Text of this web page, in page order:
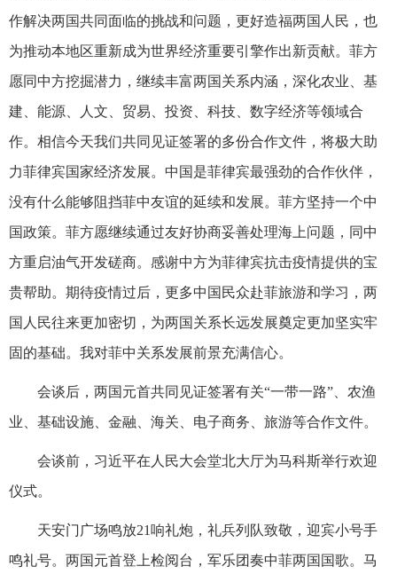
作解决两国共同面临的挑战和问题，更好造福两国人民，也
为推动本地区重新成为世界经济重要引擎作出新贡献。菲方
愿同中方挖掘潜力，继续丰富两国关系内涵，深化农业、基
建、能源、人文、贸易、投资、科技、数字经济等领域合
作。相信今天我们共同见证签署的多份合作文件，将极大助
力菲律宾国家经济发展。中国是菲律宾最强劲的合作伙伴，
没有什么能够阻挡菲中友谊的延续和发展。菲方坚持一个中
国政策。菲方愿继续通过友好协商妥善处理海上问题，同中
方重启油气开发磋商。感谢中方为菲律宾抗击疫情提供的宝
贵帮助。期待疫情过后，更多中国民众赴菲旅游和学习，两
国人民往来更加密切，为两国关系长远发展奠定更加坚实牢
固的基础。我对菲中关系发展前景充满信心。
会谈后，两国元首共同见证签署有关“一带一路”、农渔
业、基础设施、金融、海关、电子商务、旅游等合作文件。
会谈前，习近平在人民大会堂北大厅为马科斯举行欢迎
仪式。
天安门广场鸣放21响礼炮，礼兵列队致敬，迎宾小号手
鸣礼号。两国元首登上检阅台，军乐团奏中菲两国国歌。马